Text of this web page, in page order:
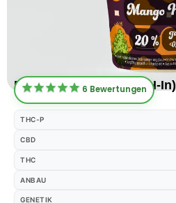
Mango Hase (EU-Nutz.H-In)
6 Bewertungen
THC-P
CBD
THC
ANBAU
GENETIK